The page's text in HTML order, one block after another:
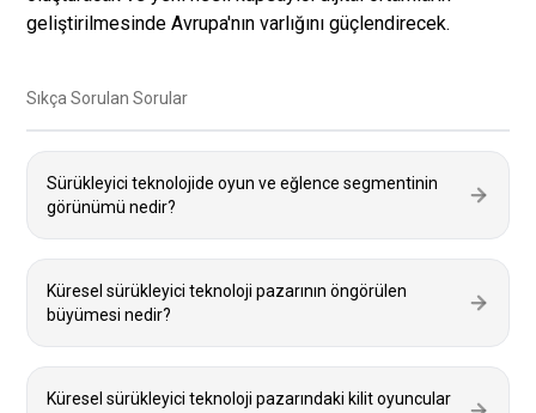
geliştirilmesinde Avrupa'nın varlığını güçlendirecek.
Sıkça Sorulan Sorular
Sürükleyici teknolojide oyun ve eğlence segmentinin
görünümü nedir?
Küresel sürükleyici teknoloji pazarının öngörülen
büyümesi nedir?
Küresel sürükleyici teknoloji pazarındaki kilit oyuncular